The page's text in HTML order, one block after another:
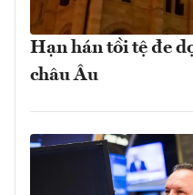
Hạn hán tồi tệ đe
châu Âu